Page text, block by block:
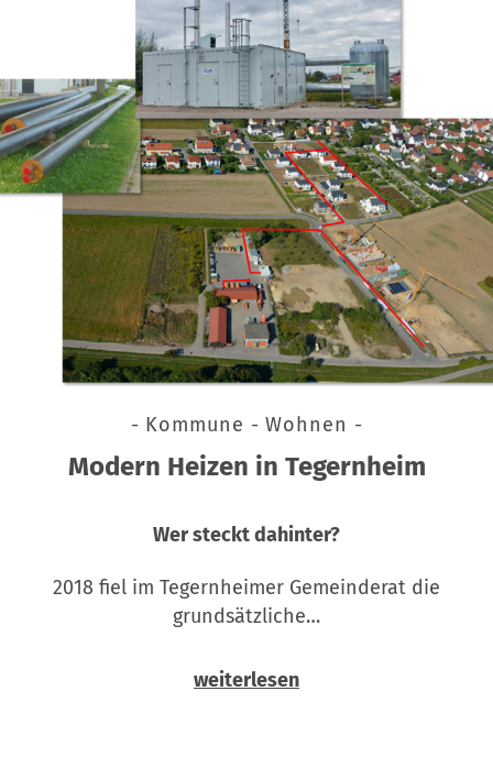
- Kommune - Wohnen -
Modern Heizen in Tegernheim
Wer steckt dahinter?
2018 fiel im Tegernheimer Gemeinderat die
grundsätzliche…
weiterlesen